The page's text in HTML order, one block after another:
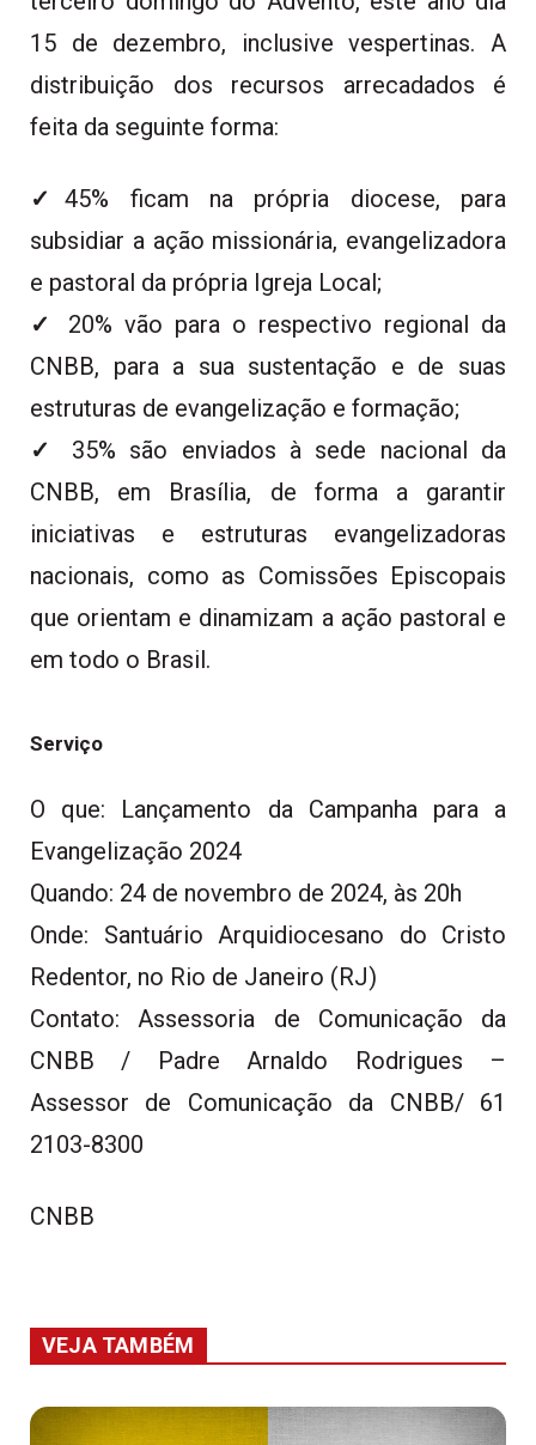
15 de dezembro, inclusive vespertinas. A
distribuição dos recursos arrecadados é
feita da seguinte forma:
✓45% ficam na própria diocese, para
subsidiar a ação missionária, evangelizadora
e pastoral da própria Igreja Local;
✓
20% vão para o respectivo regional da
CNBB, para a sua sustentação e de suas
estruturas de evangelização e formação;
✓
35% são enviados à sede nacional da
CNBB, em Brasília, de forma a garantir
iniciativas e estruturas evangelizadoras
nacionais, como as Comissões Episcopais
que orientam e dinamizam a ação pastoral e
em todo o Brasil.
Serviço
O que: Lançamento da Campanha para a
Evangelização 2024
Quando: 24 de novembro de 2024, às 20h
Onde: Santuário Arquidiocesano do Cristo
Redentor, no Rio de Janeiro (RJ)
Contato:Assessoria de Comunicação da
CNBB / Padre Arnaldo Rodrigues –
Assessor de Comunicação da CNBB/ 61
2103-8300
CNBB
VEJA TAMBÉM